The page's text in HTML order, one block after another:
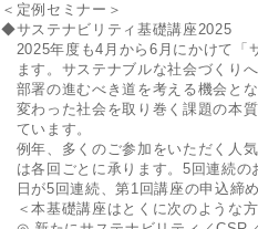
＜定例セミナー＞
◆サステナビリティ基礎講座2025
2025年度も4月から6月にかけて「
ます。サステナブルな社会づくり
部署の進むべき道を考える機会と
変わった社会を取り巻く課題の本
ています。
例年、多くのご参加をいただく人
は各回ごとに承ります。5回連続の
日が5回連続、第1回講座の申込締
＜本基礎講座はとくに次のような